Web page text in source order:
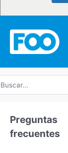
Preguntas
frecuentes